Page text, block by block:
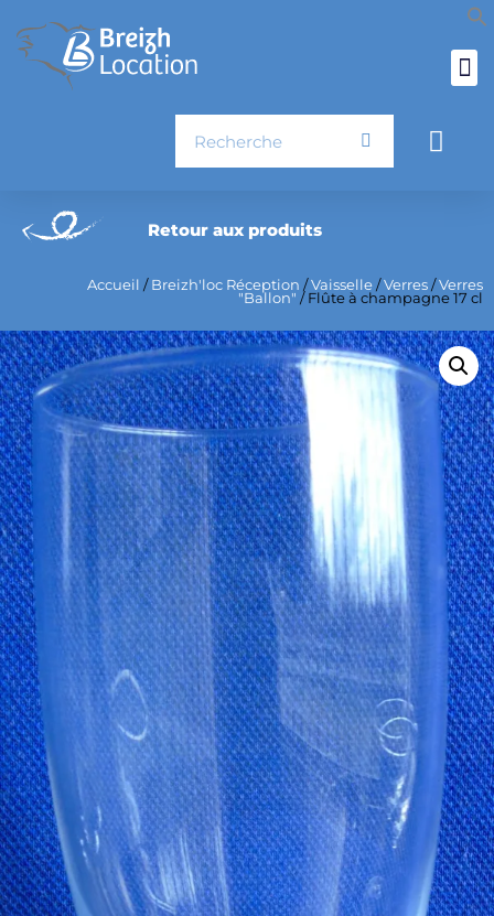
au
contenu
Retour aux produits
Accueil / Breizh'loc Réception /Vaisselle /Verres /Verres
"Ballon" / Flûte à champagne 17 cl